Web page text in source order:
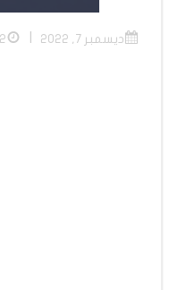
ديسمبر 7, 2022